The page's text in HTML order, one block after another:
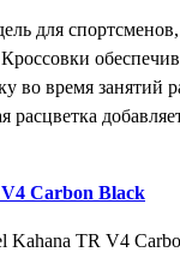
для
во время занятий
расцветка
Carbon Black